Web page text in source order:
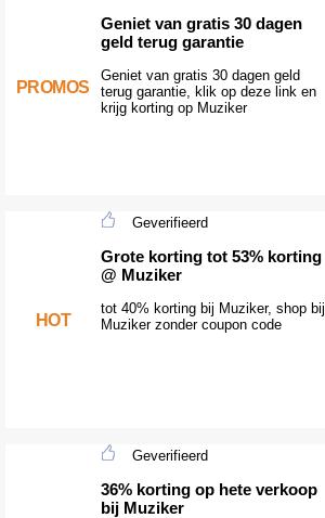
PROMOS
Geniet van gratis 30 dagen
geld terug garantie
Geniet van gratis 30 dagen geld
terug garantie, klik op deze link en
krijg korting op Muziker
HOT
Geverifieerd
Grote korting tot 53% korting
@ Muziker
tot 40% korting bij Muziker, shop bij
Muziker zonder coupon code
Geverifieerd
36% korting op hete verkoop
bij Muziker